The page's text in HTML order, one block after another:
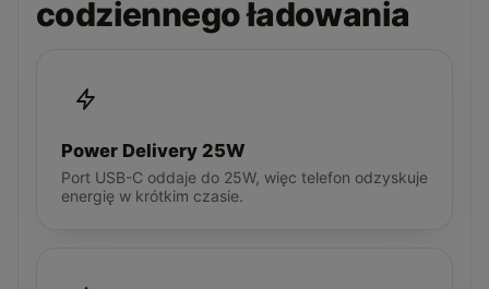
codziennego ładowania
Power Delivery 25W
Port USB-C oddaje do 25W, więc telefon odzyskuje
energię w krótkim czasie.